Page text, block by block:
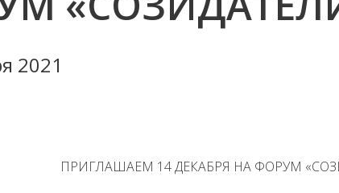
2021
ПРИГЛАШАЕМ 14 ДЕКАБРЯ НА ФОРУМ